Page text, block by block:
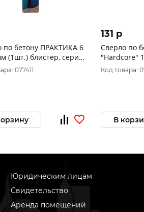
по бетону ПРАКТИКА 6
(1шт.) блистер, серия
034-083
077411
131 p
Сверло по
"Hardcore"
Код товара:
В
Юридическим лицам
Свидетельство
Аренда помещений